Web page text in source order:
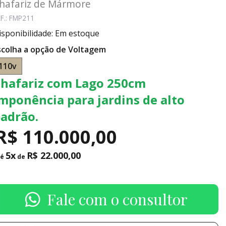
de Mármore
FMP211
Em estoque
a opção de Voltagem
com Lago 250cm
para jardins de alto
110.000,00
5x de R$ 22.000,00
Fale com o consultor